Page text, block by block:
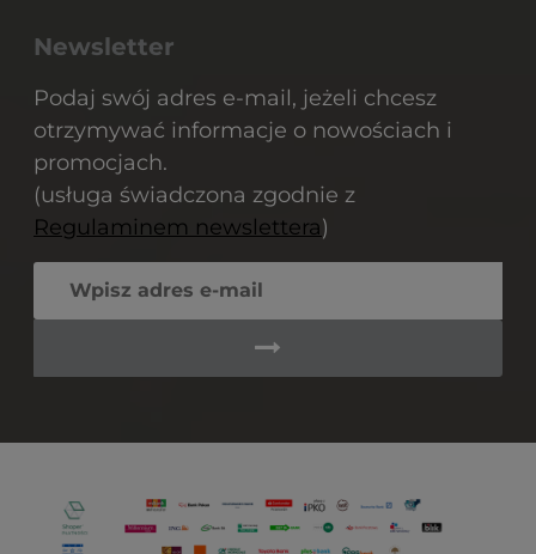
Newsletter
Podaj swój adres e-mail, jeżeli chcesz
otrzymywać informacje o nowościach i
promocjach.
(usługa świadczona zgodnie z
Regulaminem newslettera)